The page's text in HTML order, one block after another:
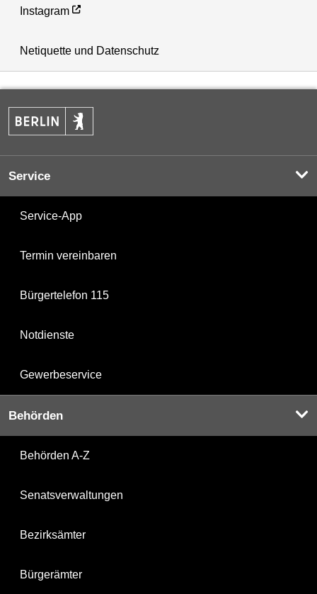
Instagram
Netiquette und Datenschutz
Service
Service-App
Termin vereinbaren
Bürgertelefon 115
Notdienste
Gewerbeservice
Behörden
Behörden A-Z
Senatsverwaltungen
Bezirksämter
Bürgerämter